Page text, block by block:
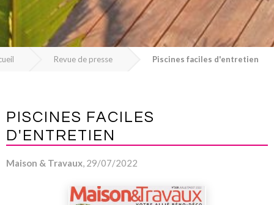
Revue de presse Piscines faciles d'entretien
PISCINES FACILES
D'ENTRETIEN
Maison & Travaux, 29/07/2022